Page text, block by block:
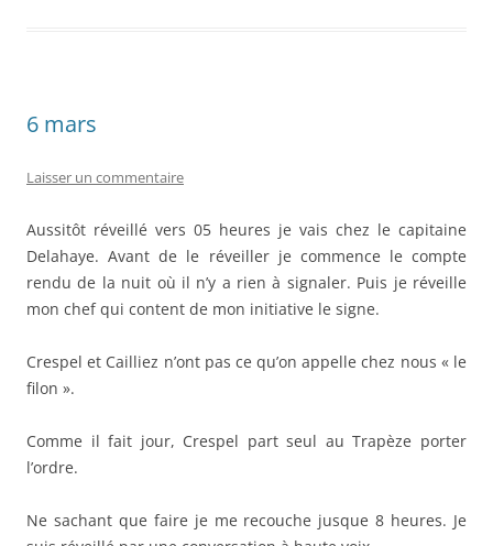
6 mars
Laisser un commentaire
Aussitôt réveillé vers 05 heures je vais chez le capitaine
Delahaye. Avant de le réveiller je commence le compte
rendu de la nuit où il n’y a rien à signaler. Puis je réveille
mon chef qui content de mon initiative le signe.
Crespel et Cailliez n’ont pas ce qu’on appelle chez nous « le
filon ».
Comme il fait jour, Crespel part seul au Trapèze porter
l’ordre.
Ne sachant que faire je me recouche jusque 8 heures. Je